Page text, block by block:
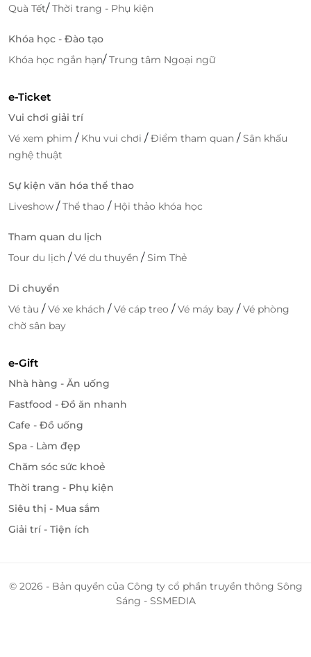
Quà Tết/Thời trang - Phụ kiện
Khóa học - Đào tạo
Khóa học ngắn hạn/Trung tâm Ngoại ngữ
e-Ticket
Vui chơi giải trí
Vé xem phim / Khu vui chơi /Điểm tham quan /Sân khấu
nghệ thuật
Sự kiện văn hóa thể thao
Liveshow /Thể thao / Hội thảo khóa học
Tham quan du lịch
Tour du lịch /Vé du thuyền /Sim Thẻ
Di chuyển
Vé tàu /Vé xe khách /Vé cáp treo /Vé máy bay /Vé phòng
chờ sân bay
e-Gift
Nhà hàng - Ăn uống
Fastfood - Đồ ăn nhanh
Cafe - Đồ uống
Spa - Làm đẹp
Chăm sóc sức khoẻ
Thời trang - Phụ kiện
Siêu thị - Mua sắm
Giải trí - Tiện ích
© 2026 - Bản quyền của Công ty cổ phần truyền thông Sông
Sáng - SSMEDIA